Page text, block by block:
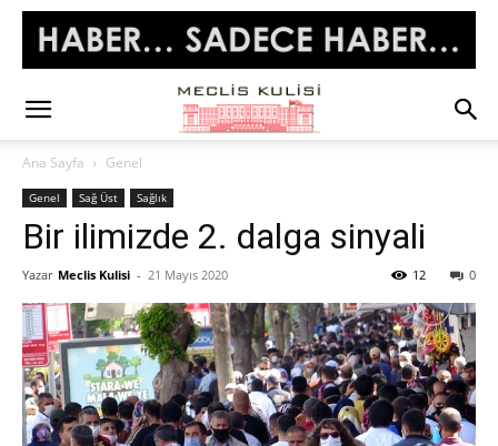
Ana Sayfa Genel
Genel Sağ Üst Sağlık
Bir ilimizde 2. dalga sinyali
Yazar Meclis Kulisi - 21 Mayıs 2020 0
12